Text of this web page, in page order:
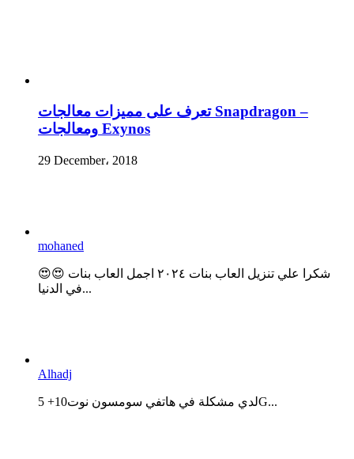
تعرف على مميزات معالجات Snapdragon –
ومعالجات Exynos
29 December، 2018
mohaned
😍😍 شكرا علي تنزيل العاب بنات ٢٠٢٤ اجمل العاب بنات
في الدنيا...
Alhadj
لدي مشكلة في هاتفي سومسون نوت10+ 5G...